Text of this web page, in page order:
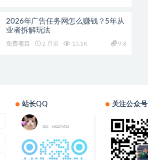
2026年广告任务网怎么赚钱？5年从
业者拆解玩法
免费项目 2 月前 15.1K 9.8
站长QQ 关注公众号